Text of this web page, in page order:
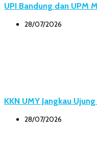
UPI Bandung dan UPM
28/07/2026
KKN UMY Jangkau
28/07/2026